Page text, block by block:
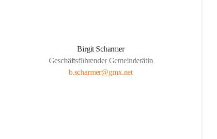
Birgit Scharmer
Geschäftsführender Gemeinderätin
b.scharmer@gmx.net